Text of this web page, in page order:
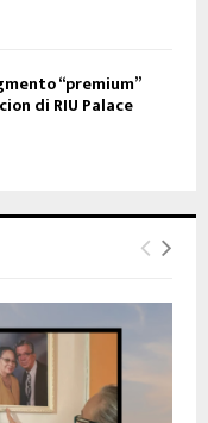
“premium”
di RIU Palace